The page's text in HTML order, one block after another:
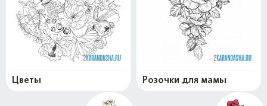
Цветы Розочки для мамы